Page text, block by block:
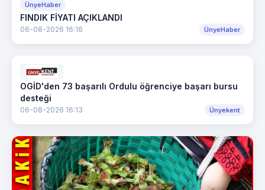
ÜnyeHaber
FINDIK FİYATI AÇIKLANDI
06-08-2026 16:16 ÜnyeHaber
OGİD'den 73 başarılı Ordulu öğrenciye başarı bursu
desteği
06-08-2026 16:13 Ünyekent